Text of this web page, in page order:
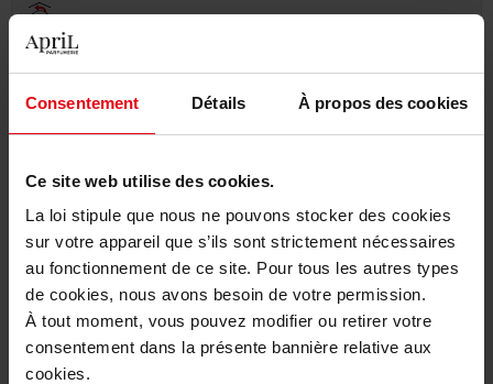
Consentement Détails À propos des cookies
Ce site web utilise des cookies.
La loi stipule que nous ne pouvons stocker des cookies
sur votre appareil que s’ils sont strictement nécessaires
au fonctionnement de ce site. Pour tous les autres types
de cookies, nous avons besoin de votre permission.
À tout moment, vous pouvez modifier ou retirer votre
consentement dans la présente bannière relative aux
cookies.
Description
Conseil d'utilisation
Caractéristiques